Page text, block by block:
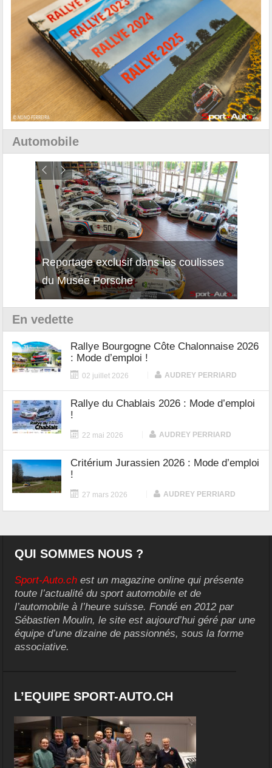
Automobile
Reportage exclusif dans les coulisses
du Musée Porsche
Découverte de la nouvelle Ferrari
12Cilindri Manuale
En vedette
Rallye Bourgogne Côte Chalonnaise 2026
: Mode d’emploi !
02 juillet 2026 AUDREY PERRIARD
Rallye du Chablais 2026 : Mode d’emploi
!
22 mai 2026 AUDREY PERRIARD
Critérium Jurassien 2026 : Mode d’emploi
!
27 mars 2026 AUDREY PERRIARD
QUI SOMMES NOUS ?
Sport-Auto.ch est un magazine online qui présente
toute l’actualité du sport automobile et de
l’automobile à l’heure suisse. Fondé en 2012 par
Sébastien Moulin, le site est aujourd’hui géré par une
équipe d’une dizaine de passionnés, sous la forme
associative.
L’EQUIPE SPORT-AUTO.CH